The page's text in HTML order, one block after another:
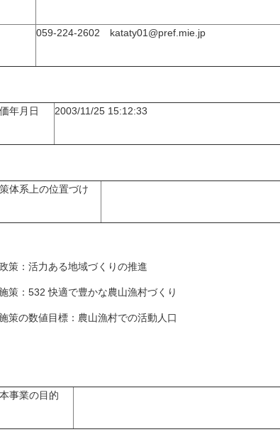
059-224-2602 kataty01@pref.mie.jp
年月日 2003/11/25 15:12:33
体系上の位置づけ
策：活力ある地域づくりの推進
策：532 快適で豊かな農山漁村づくり
策の数値目標：農山漁村での活動人口
事業の目的